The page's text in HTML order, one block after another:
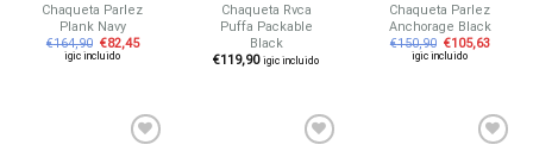
Chaqueta Parlez
Plank Navy
€164,90 €82,45
igic incluido
Chaqueta Rvca
Puffa Packable
Black
€119,90 igic incluido
Chaqueta Parlez
Anchorage Black
€150,90 €105,63
igic incluido